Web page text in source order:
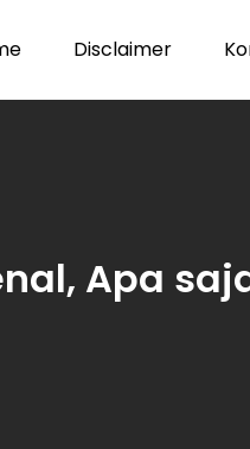
Disclaimer
Apa